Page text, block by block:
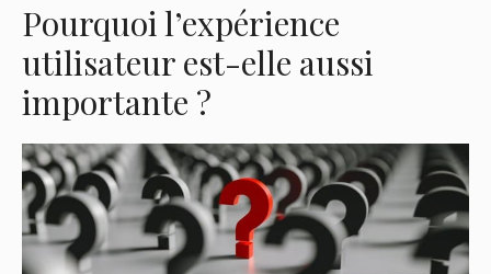
Pourquoi l’expérience
utilisateur est-elle aussi
importante ?